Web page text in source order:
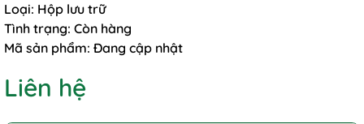
Loại: Hộp lưu trữ
Tình trạng: Còn hàng
Mã sản phẩm: Đang cập nhật
Liên hệ